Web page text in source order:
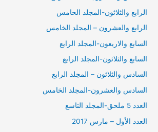
الرابع والثلاثون-المجلد الخامس
الرابع والعشرون – المجلد الخامس
السابع والاربعون-المجلد الرابع
السابع والثلاثون-المجلد الرابع
السادس والثلاثون – المجلد الرابع
السادس والعشرون-المجلد الخامس
العدد 5 ملحق-المجلد التاسع
العدد الأول – مارس 2017